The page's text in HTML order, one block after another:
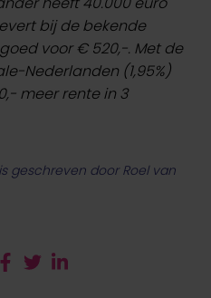
bij de bekende
voor € 520,-. Met de
Nederlanden (1,95%)
meer rente in 3
geschreven door Roel van